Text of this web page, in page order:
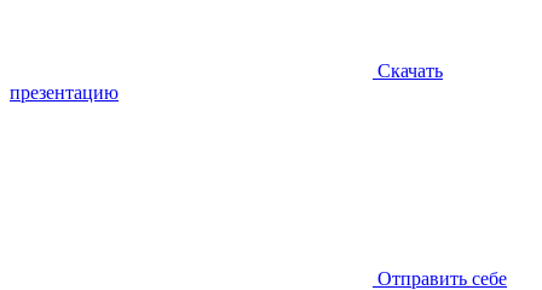
Скачать
презентацию
Отправить себе